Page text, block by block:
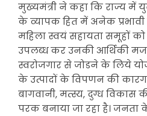
मुख्यमंत्री ने कहा कि राज्य में
के व्यापक हित में अनेक प्रभावी
महिला स्वयं सहायता समूहों
उपलब्ध कर उनकी आर्थिकी
स्वरोजगार से जोडने के लिये
के उत्पादों के विपणन की
बागवानी, मत्स्य, दुग्ध विकास
परक बनाया जा रहा है।